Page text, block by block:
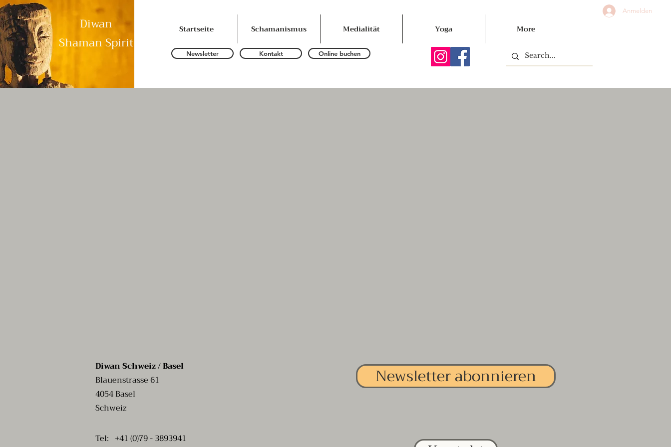
Diwan
Shaman Spirit
Anmelden
Startseite Schamanismus Medialität Yoga More
Newsletter Kontakt Online buchen
Diwan Schweiz / Basel
Blauenstrasse 61
4054 Basel
Schweiz
Tel: +41 (0)79 - 3893941
Newsletter abonnieren